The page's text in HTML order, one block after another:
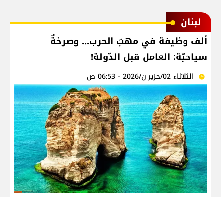
لبنان
ألف وظيفة في مهبّ الحرب... وصرخةٌ
سياحيّة: العامل قبل الدّولة!
الثلاثاء 02/حزيران/2026 - 06:53 ص